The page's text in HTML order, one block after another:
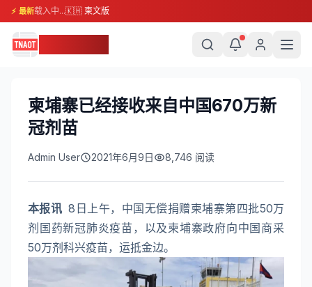
⚡ 最新载入中...🇰🇭 柬文版
柬埔寨已经接收来自中国670万新
冠剂苗
Admin User 2021年6月9日 8,746 阅读
本报讯8日上午，中国无偿捐赠柬埔寨第四批50万
剂国药新冠肺炎疫苗，以及柬埔寨政府向中国商采
50万剂科兴疫苗，运抵金边。